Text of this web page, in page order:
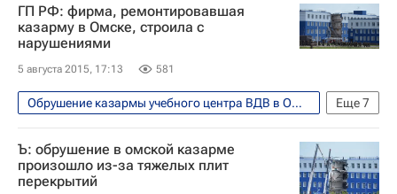
ГП РФ: фирма, ремонтировавшая
казарму в Омске, строила с
нарушениями
5 августа 2015, 17:13 581
Еще7
Обрушение казармы учебного центра ВДВ в Омске
Происшествия
Омская область
Омск
Европа
Сибирский ФО
Весь мир
Ъ: обрушение в омской казарме
произошло из-за тяжелых плит
перекрытий